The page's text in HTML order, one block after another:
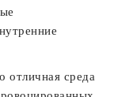
отличная среда